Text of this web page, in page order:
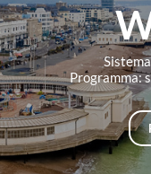
Programma: